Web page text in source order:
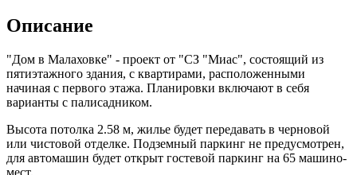
Описание
"Дом в Малаховке" - проект от "СЗ "Миас", состоящий из
пятиэтажного здания, с квартирами, расположенными
начиная с первого этажа. Планировки включают в себя
варианты с палисадником.
Высота потолка 2.58 м, жилье будет передавать в черновой
или чистовой отделке. Подземный паркинг не предусмотрен,
для автомашин будет открыт гостевой паркинг на 65 машино-